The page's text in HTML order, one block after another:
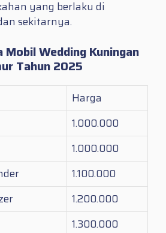
yang berlaku di
sekitarnya.
Wedding Kuningan
Tahun 2025
Harga
1.000.000
1.000.000
1.100.000
1.200.000
1.300.000